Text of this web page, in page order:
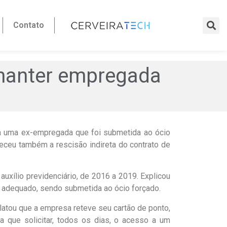
Contato
empregada
ex-empregada que foi submetida ao ócio
também a rescisão indireta do contrato de
previdenciário, de 2016 a 2019. Explicou
sendo submetida ao ócio forçado.
que a empresa reteve seu cartão de ponto,
que solicitar, todos os dias, o acesso a um